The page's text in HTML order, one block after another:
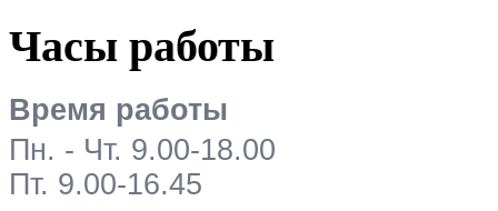
Часы работы
Время работы
Пн. - Чт. 9.00-18.00
Пт. 9.00-16.45